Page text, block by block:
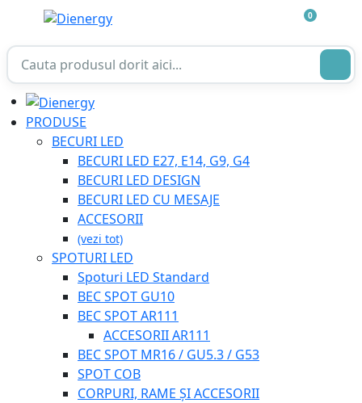
0
PRODUSE
BECURI LED
BECURI LED E27, E14, G9, G4
BECURI LED DESIGN
BECURI LED CU MESAJE
ACCESORII
(vezi tot)
SPOTURI LED
Spoturi LED Standard
BEC SPOT GU10
BEC SPOT AR111
ACCESORII AR111
BEC SPOT MR16 / GU5.3 / G53
SPOT COB
CORPURI, RAME ȘI ACCESORII